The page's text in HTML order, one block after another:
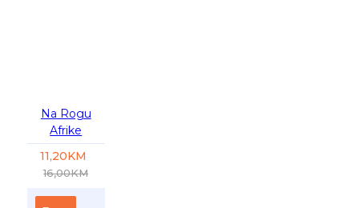
Na Rogu
Afrike
11,20KM
16,00KM